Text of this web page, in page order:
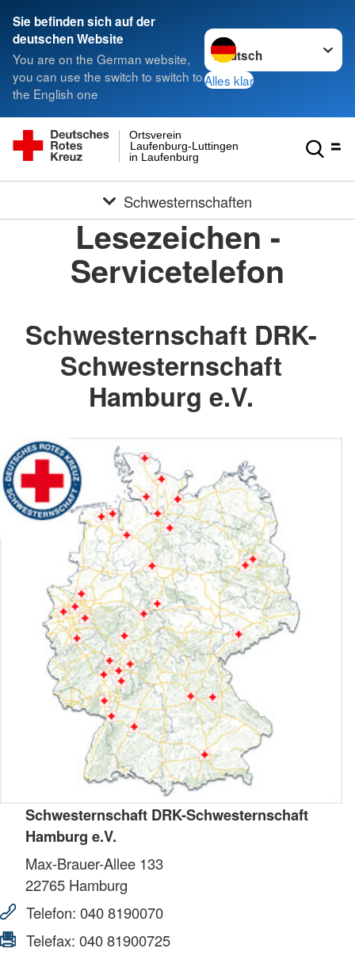
Sie befinden sich auf der
deutschen Website
You are on the German website,
you can use the switch to switch to
the English one
Sprache wechseln zu
Alles klar
in Laufenburg
Laufenburg-Luttingen
Ortsverein
Schwesternschaften
Lesezeichen -
Servicetelefon
Schwesternschaft DRK-
Schwesternschaft
Hamburg e.V.
Schwesternschaft DRK-Schwesternschaft
Hamburg e.V.
Max-Brauer-Allee 133
22765 Hamburg
Telefon: 040 8190070
Telefax: 040 81900725